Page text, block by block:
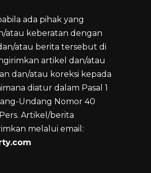
ada pihak yang
atau keberatan dengan
atau berita tersebut di
artikel dan/atau
dan/atau koreksi kepada
diatur dalam Pasal 1
Undang Nomor 40
Artikel/berita
melalui email: